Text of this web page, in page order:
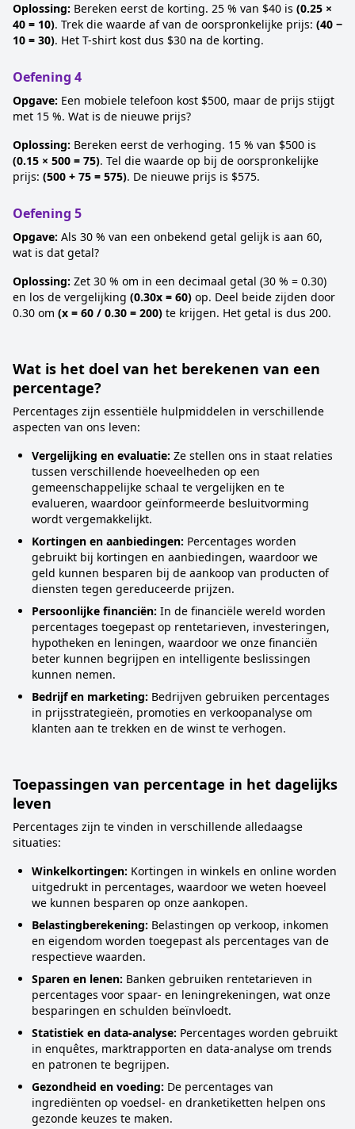
Oplossing: Bereken eerst de korting. 25 % van $40 is (0.25 ×
40 = 10). Trek die waarde af van de oorspronkelijke prijs: (40 −
10 = 30). Het T-shirt kost dus $30 na de korting.
Oefening 4
Opgave: Een mobiele telefoon kost $500, maar de prijs stijgt
met 15 %. Wat is de nieuwe prijs?
Oplossing: Bereken eerst de verhoging. 15 % van $500 is
(0.15 × 500 = 75). Tel die waarde op bij de oorspronkelijke
prijs: (500 + 75 = 575). De nieuwe prijs is $575.
Oefening 5
Opgave: Als 30 % van een onbekend getal gelijk is aan 60,
wat is dat getal?
Oplossing: Zet 30 % om in een decimaal getal (30 % = 0.30)
en los de vergelijking (0.30x = 60) op. Deel beide zijden door
0.30 om (x = 60 / 0.30 = 200) te krijgen. Het getal is dus 200.
Wat is het doel van het berekenen van een
percentage?
Percentages zijn essentiële hulpmiddelen in verschillende
aspecten van ons leven:
Vergelijking en evaluatie: Ze stellen ons in staat relaties
tussen verschillende hoeveelheden op een
gemeenschappelijke schaal te vergelijken en te
evalueren, waardoor geïnformeerde besluitvorming
wordt vergemakkelijkt.
Kortingen en aanbiedingen: Percentages worden
gebruikt bij kortingen en aanbiedingen, waardoor we
geld kunnen besparen bij de aankoop van producten of
diensten tegen gereduceerde prijzen.
Persoonlijke financiën: In de financiële wereld worden
percentages toegepast op rentetarieven, investeringen,
hypotheken en leningen, waardoor we onze financiën
beter kunnen begrijpen en intelligente beslissingen
kunnen nemen.
Bedrijf en marketing: Bedrijven gebruiken percentages
in prijsstrategieën, promoties en verkoopanalyse om
klanten aan te trekken en de winst te verhogen.
Toepassingen van percentage in het dagelijks
leven
Percentages zijn te vinden in verschillende alledaagse
situaties:
Winkelkortingen: Kortingen in winkels en online worden
uitgedrukt in percentages, waardoor we weten hoeveel
we kunnen besparen op onze aankopen.
Belastingberekening: Belastingen op verkoop, inkomen
en eigendom worden toegepast als percentages van de
respectieve waarden.
Sparen en lenen: Banken gebruiken rentetarieven in
percentages voor spaar- en leningrekeningen, wat onze
besparingen en schulden beïnvloedt.
Statistiek en data-analyse: Percentages worden gebruikt
in enquêtes, marktrapporten en data-analyse om trends
en patronen te begrijpen.
Gezondheid en voeding: De percentages van
ingrediënten op voedsel- en dranketiketten helpen ons
gezonde keuzes te maken.